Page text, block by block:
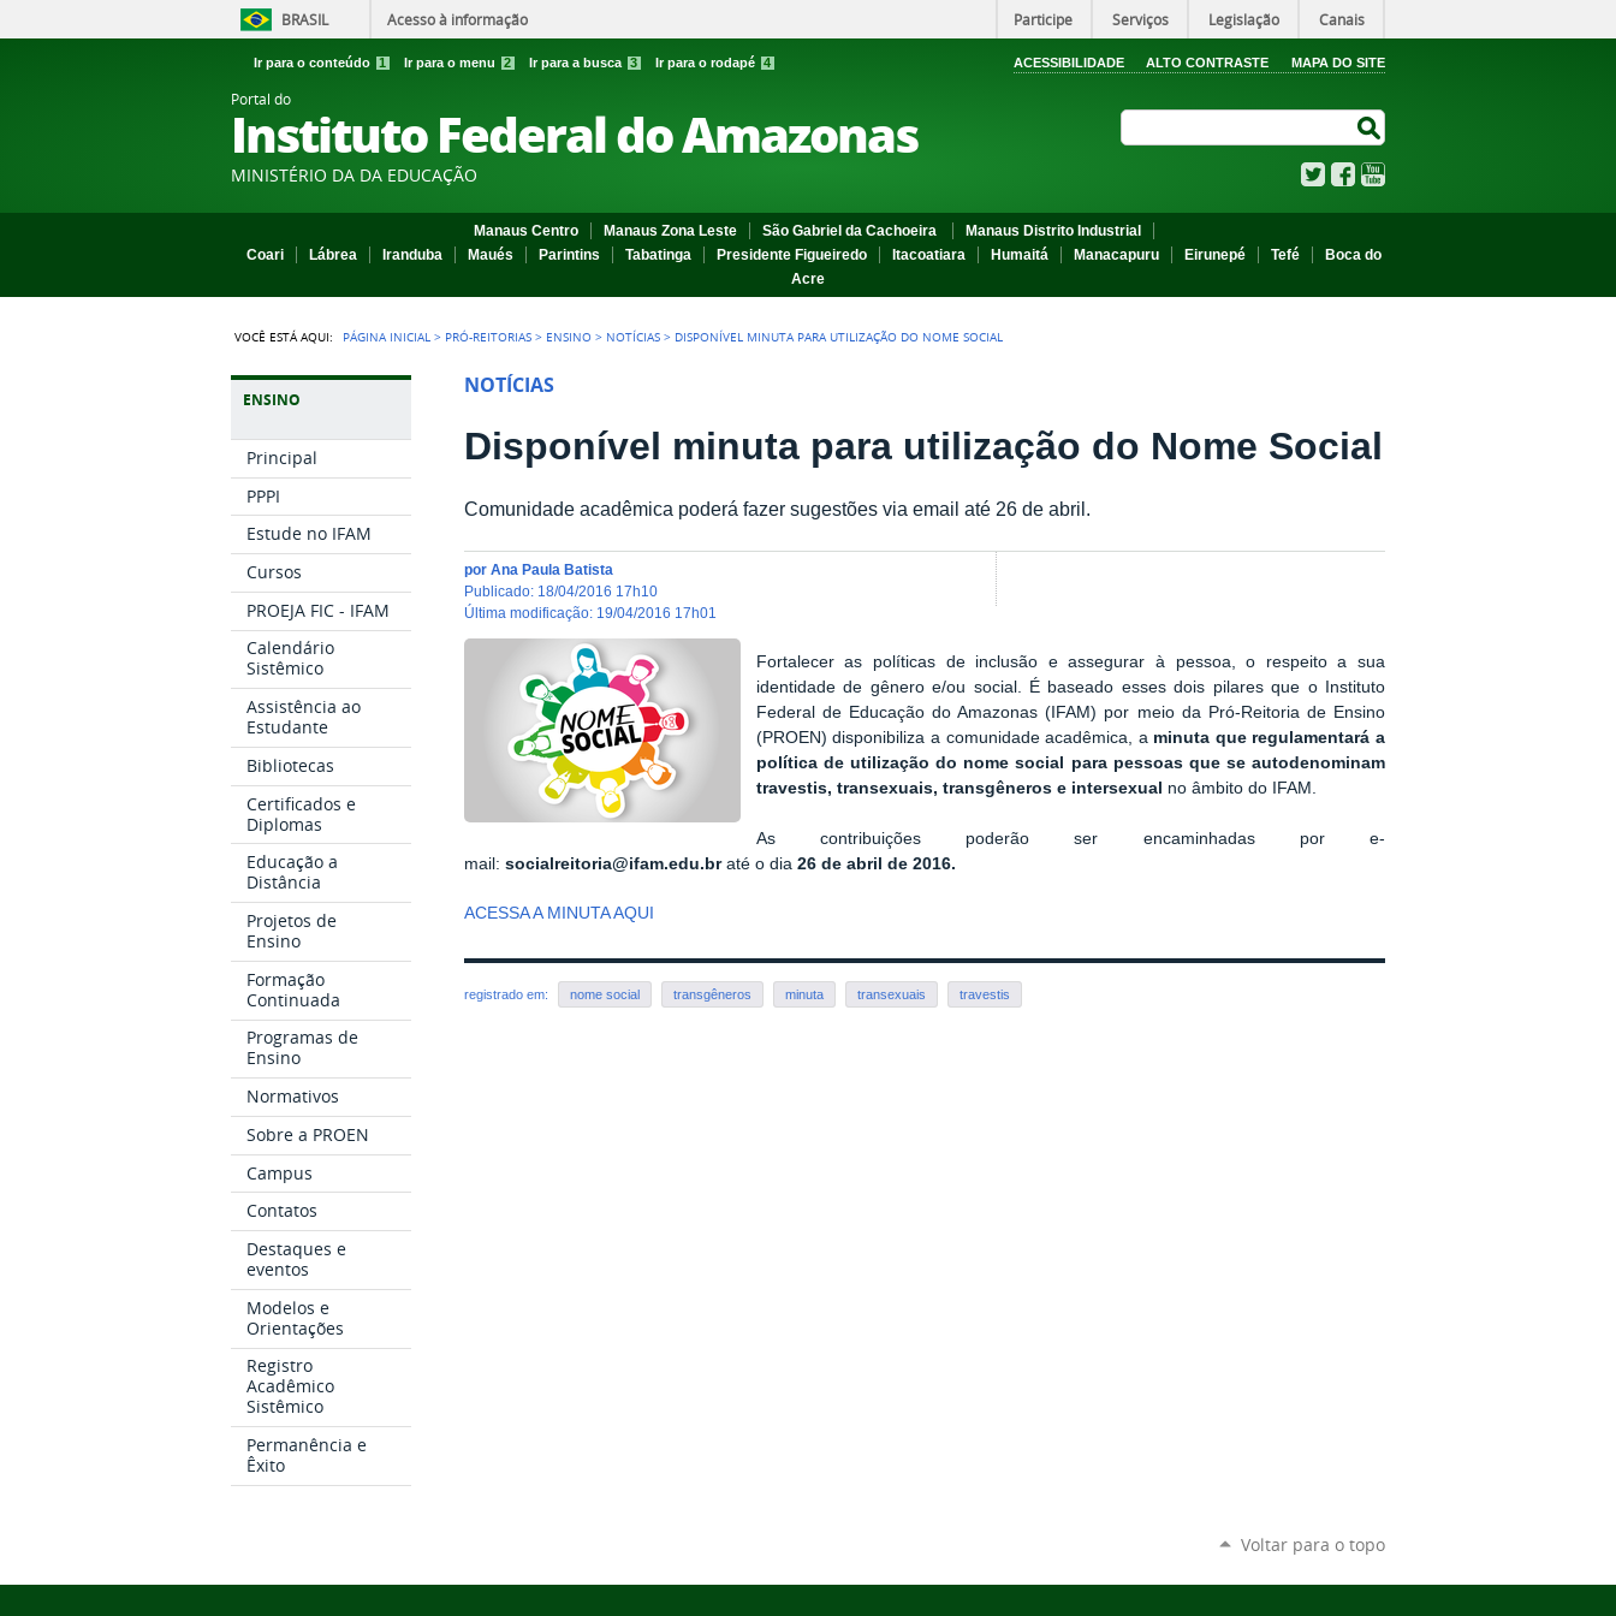
BRASIL Acesso à informação Participe Serviços Legislação Canais
Ir para o conteúdo 1 Ir para o menu 2 Ir para a busca 3 Ir para o rodapé 4 ACESSIBILIDADE ALTO CONTRASTE MAPA DO SITE
Portal do
Instituto Federal do Amazonas
MINISTÉRIO DA DA EDUCAÇÃO TwitterFacebook
Manaus Centro Manaus Zona Leste São Gabriel da Cachoeira
Manaus Distrito Industrial
Coari
Lábrea Iranduba Maués Parintins Tabatinga Presidente Figueiredo Itacoatiara Humaitá Manacapuru Eirunepé Tefé
Boca do
Acre
VOCÊ ESTÁ AQUI: PÁGINA INICIAL > PRÓ-REITORIAS > ENSINO > NOTÍCIAS > DISPONÍVEL MINUTA PARA UTILIZAÇÃO DO NOME SOCIAL
ENSINO
Principal
PPPI
Estude no IFAM
Cursos
PROEJA FIC - IFAM
Calendário
Sistêmico
Assistência ao
Estudante
Bibliotecas
Certificados e
Diplomas
Educação a
Distância
Projetos de
Ensino
Formação
Continuada
Programas de
Ensino
Normativos
Sobre a PROEN
Campus
Contatos
Destaques e
eventos
Modelos e
Orientações
Registro
Acadêmico
Sistêmico
Permanência e
Êxito
NOTÍCIAS
Disponível minuta para utilização do Nome Social
Comunidade acadêmica poderá fazer sugestões via email até 26 de abril.
porAna Paula Batista
publicado: 18/04/2016 17h10
última modificação: 19/04/2016 17h01
Fortalecer as políticas de inclusão e assegurar à pessoa, o respeito a sua
identidade de gênero e/ou social. É baseado esses dois pilares que o Instituto
Federal de Educação do Amazonas (IFAM) por meio da Pró-Reitoria de Ensino
(PROEN) disponibiliza a comunidade acadêmica, a minuta que regulamentará a
política de utilização do nome social para pessoas que se autodenominam
travestis, transexuais, transgêneros e intersexual no âmbito do IFAM.
As contribuições poderão ser encaminhadas por e-
mail:socialreitoria@ifam.edu.braté o dia26 de abril de 2016.
ACESSA A MINUTA AQUI
registrado em: nome social transgêneros minuta transexuais travestis
Voltar para o topo